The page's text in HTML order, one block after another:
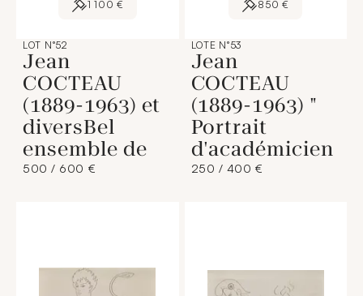
1 100 €
LOT N°52
Jean
COCTEAU
(1889-1963) et
diversBel
ensemble de
500 / 600 €
850 €
LOTE N°53
Jean
COCTEAU
(1889-1963) "
Portrait
d'académicien
250 / 400 €